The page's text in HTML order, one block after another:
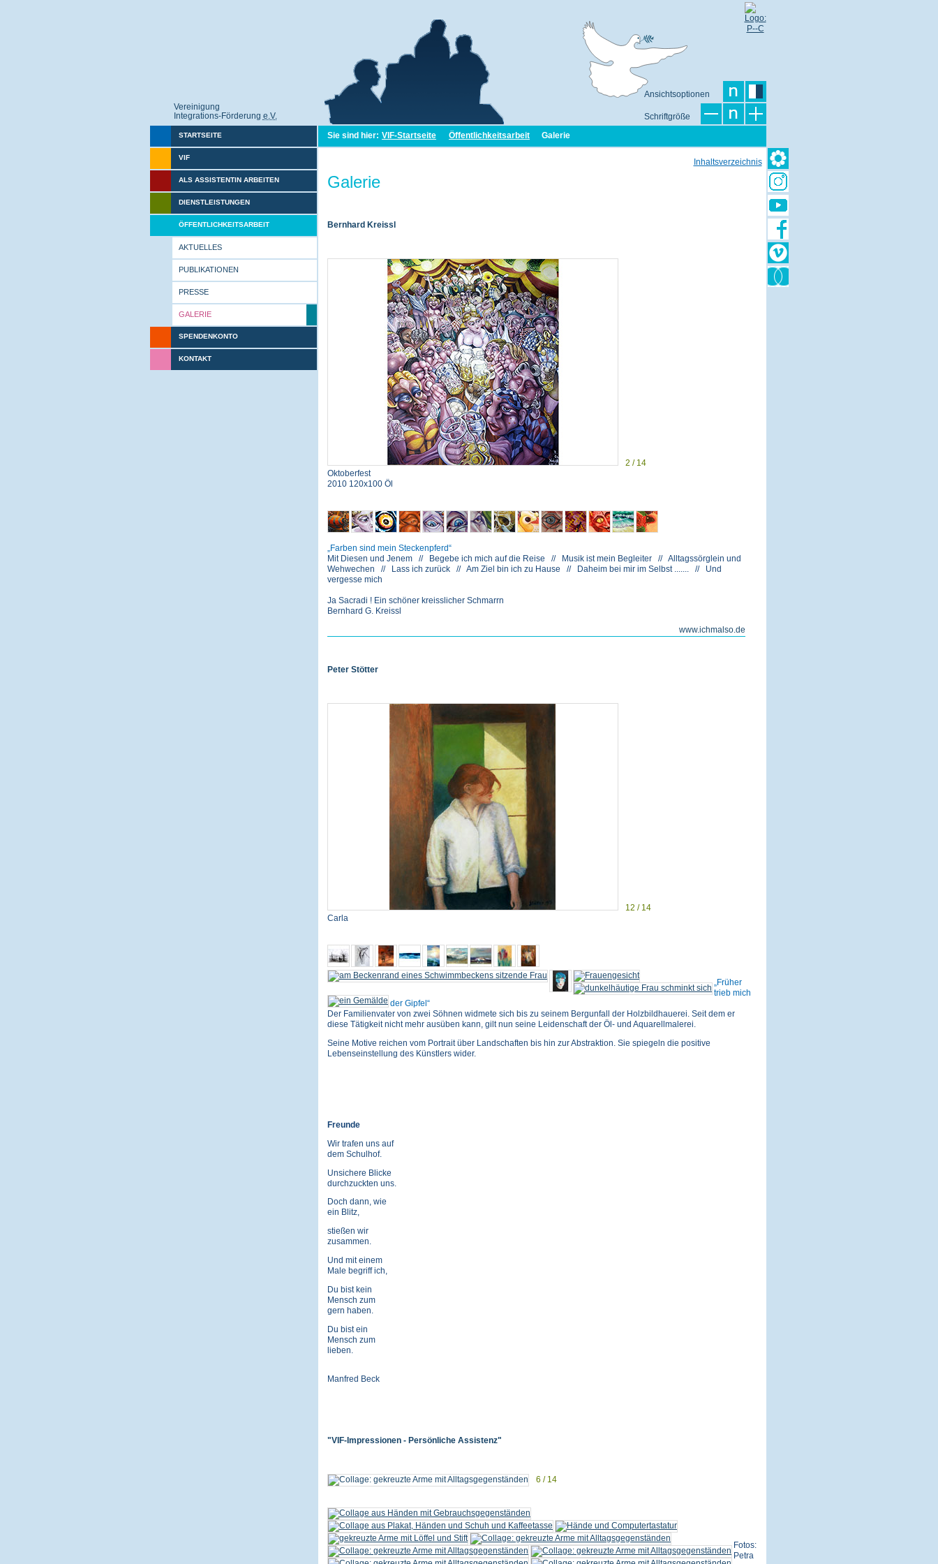
Vereinigung
Integrations-Förderung e.V.
Ansichtsoptionen
Schriftgröße
STARTSEITE
VIF
ALS ASSISTENTIN ARBEITEN
DIENSTLEISTUNGEN
ÖFFENTLICHKEITSARBEIT
AKTUELLES
PUBLIKATIONEN
PRESSE
GALERIE
SPENDENKONTO
KONTAKT
Sie sind hier: VIF-Startseite Öffentlichkeitsarbeit Galerie
Inhaltsverzeichnis
Galerie
Bernhard Kreissl
2 / 14
Oktoberfest
2010 120x100 Öl
Farben sind mein Steckenpferd
Mit Diesen und Jenem // Begebe ich mich auf die Reise // Musik ist mein Begleiter // Alltagssörglein und
Wehwechen // Lass ich zurück // Am Ziel bin ich zu Hause // Daheim bei mir im Selbst ....... // Und
vergesse mich
Ja Sacradi ! Ein schöner kreisslicher Schmarrn
Bernhard G. Kreissl
www.ichmalso.de
Peter Stötter
12 / 14
Carla
Früher
trieb mich
der Gipfel
Der Familienvater von zwei Söhnen widmete sich bis zu seinem Bergunfall der Holzbildhauerei. Seit dem er
diese Tätigkeit nicht mehr ausüben kann, gilt nun seine Leidenschaft der Öl- und Aquarellmalerei.
Seine Motive reichen vom Portrait über Landschaften bis hin zur Abstraktion. Sie spiegeln die positive
Lebenseinstellung des Künstlers wider.
Freunde
Wir trafen uns auf
dem Schulhof.
Unsichere Blicke
durchzuckten uns.
Doch dann, wie
ein Blitz,
stießen wir
zusammen.
Und mit einem
Male begriff ich,
Du bist kein
Mensch zum
gern haben.
Du bist ein
Mensch zum
lieben.
Manfred Beck
"VIF-Impressionen - Persönliche Assistenz"
6 / 14
Fotos:
Petra